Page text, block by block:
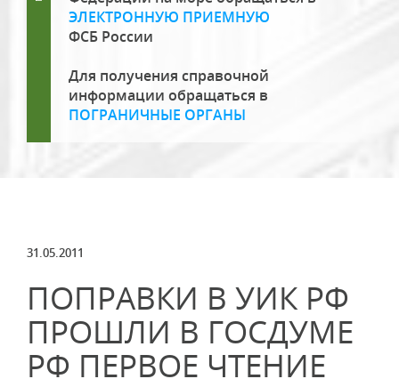
ЭЛЕКТРОННУЮ ПРИЕМНУЮ
ФСБ России
Для получения справочной
информации обращаться в
ПОГРАНИЧНЫЕ ОРГАНЫ
31.05.2011
ПОПРАВКИ В УИК РФ
ПРОШЛИ В ГОСДУМЕ
РФ ПЕРВОЕ ЧТЕНИЕ